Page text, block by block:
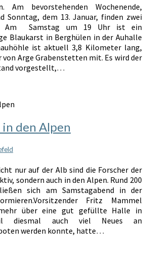
Am bevorstehenden Wochenende,
Sonntag, dem 13. Januar, finden zwei
Am Samstag um 19 Uhr ist ein
Blaukarst in Berghülen in der Auhalle
ist aktuell 3,8 Kilometer lang,
Arge Grabenstetten mit. Es wird der
vorgestellt,…
den Alpen
nur auf der Alb sind die Forscher der
sondern auch in den Alpen. Rund 200
sich am Samstagabend in der
Fritz Mammel
über eine gut gefüllte Halle in
diesmal auch viel Neues an
werden konnte, hatte…